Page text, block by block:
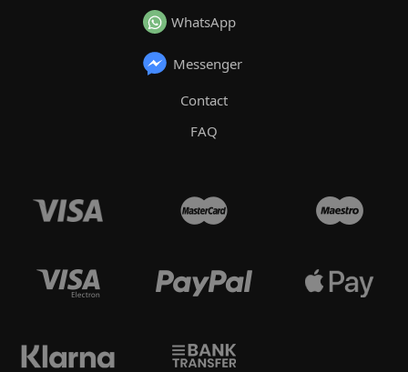
WhatsApp
Messenger
Contact
FAQ